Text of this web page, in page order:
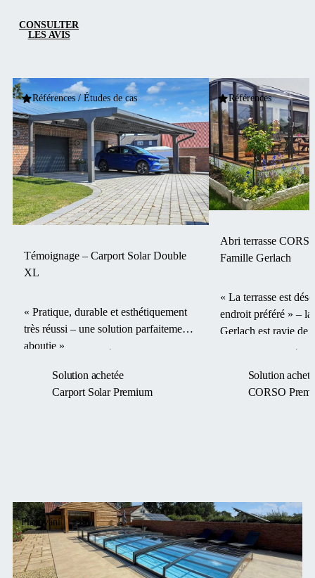
CONSULTER
LES AVIS
Références / Études de cas
Témoignage – Carport Solar Double
XL
« Pratique, durable et esthétiquement
très réussi – une solution parfaitement
aboutie »
Solution achetée
Carport Solar Premium
Références
Abri terrasse
Famille Gerlach
« La terrasse est
endroit préféré » –
Gerlach est ravie de
terrasse CORSO
Solution
CORSO
Plánování